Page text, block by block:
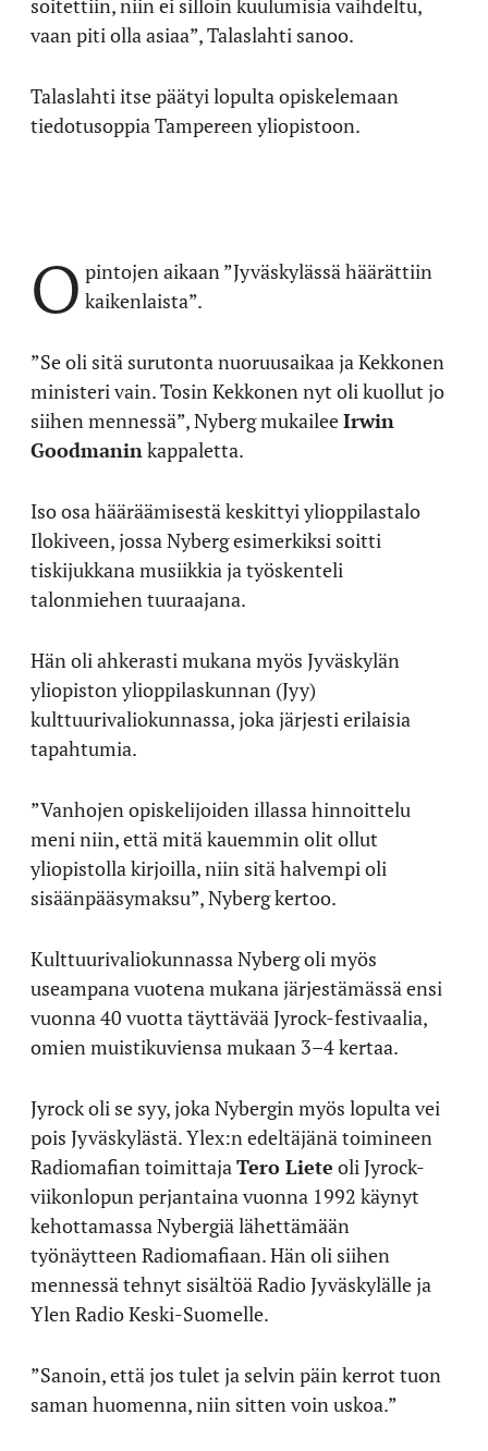
soitettiin, niin ei silloin kuulumisia vaihdeltu,
vaan piti olla asiaa”, Talaslahti sanoo.
Talaslahti itse päätyi lopulta opiskelemaan
tiedotusoppia Tampereen yliopistoon.
O pintojen aikaan ”Jyväskylässä häärättiin
kaikenlaista”.
”Se oli sitä surutonta nuoruusaikaa ja Kekkonen
ministeri vain. Tosin Kekkonen nyt oli kuollut jo
siihen mennessä”, Nyberg mukaileeIrwin
Goodmaninkappaletta.
Iso osa hääräämisestä keskittyi ylioppilastalo
Ilokiveen, jossa Nyberg esimerkiksi soitti
tiskijukkana musiikkia ja työskenteli
talonmiehen tuuraajana.
Hän oli ahkerasti mukana myös Jyväskylän
yliopiston ylioppilaskunnan (Jyy)
kulttuurivaliokunnassa, joka järjesti erilaisia
tapahtumia.
”Vanhojen opiskelijoiden illassa hinnoittelu
meni niin, että mitä kauemmin olit ollut
yliopistolla kirjoilla, niin sitä halvempi oli
sisäänpääsymaksu”, Nyberg kertoo.
Kulttuurivaliokunnassa Nyberg oli myös
useampana vuotena mukana järjestämässä ensi
vuonna 40 vuotta täyttävää Jyrock-festivaalia,
omien muistikuviensa mukaan 3–4 kertaa.
Jyrock oli se syy, joka Nybergin myös lopulta vei
pois Jyväskylästä. Ylex:n edeltäjänä toimineen
Radiomafian toimittajaTero Liete oli Jyrock-
viikonlopun perjantaina vuonna 1992 käynyt
kehottamassa Nybergiä lähettämään
työnäytteen Radiomafiaan. Hän oli siihen
mennessä tehnyt sisältöä Radio Jyväskylälle ja
Ylen Radio Keski-Suomelle.
”Sanoin, että jos tulet ja selvin päin kerrot tuon
saman huomenna, niin sitten voin uskoa.”